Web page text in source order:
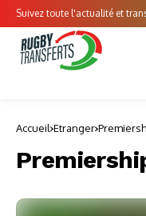
Suivez toute l'actualité et
Accueil Etranger